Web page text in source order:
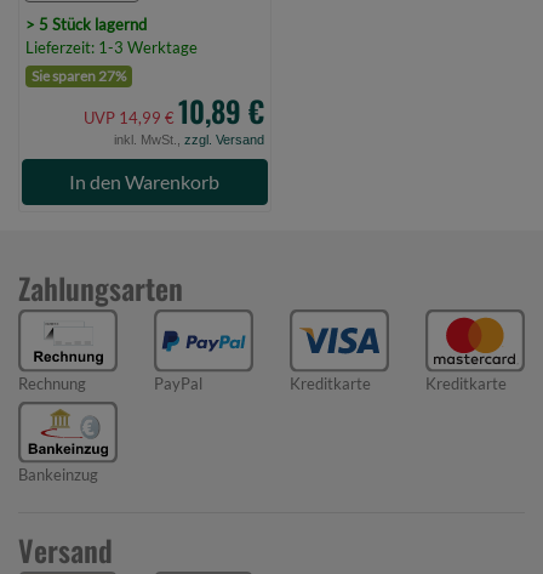
> 5 Stück lagernd
Lieferzeit: 1-3 Werktage
Sie sparen 27%
UVP 14,99 € 10,89 €
inkl. MwSt., zzgl. Versand
In den Warenkorb
Zahlungsarten
Rechnung PayPal Kreditkarte Kreditkarte
Bankeinzug
Versand